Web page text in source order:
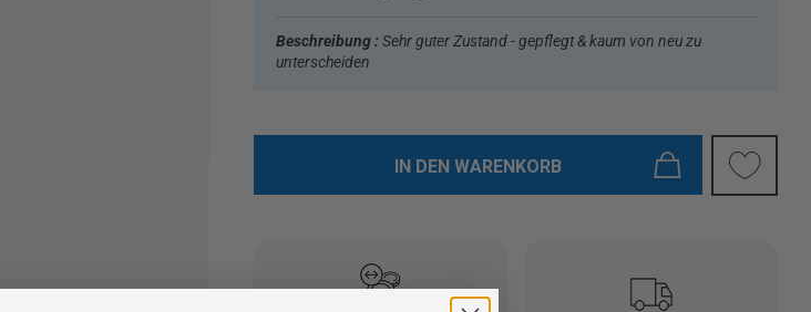
Beschreibung :Sehr guter Zustand - gepflegt & kaum von neu zu
unterscheiden
IN DEN WARENKORB